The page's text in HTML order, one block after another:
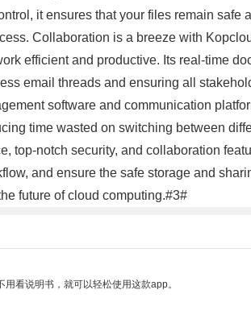
it ensures that your files remain
Collaboration is a breeze with
efficient and productive. Its real-time
email threads and ensuring all
software and communication
time wasted on switching between
top-notch security, and collaboration
and ensure the safe storage and
future of cloud computing.#3#
看说明书，就可以轻松使用这款app。